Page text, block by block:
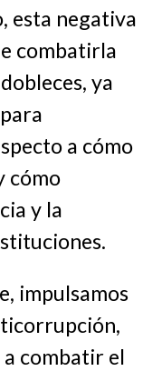
esta negativa
combatirla
ya
a cómo
cómo
y la
impulsamos
a combatir el